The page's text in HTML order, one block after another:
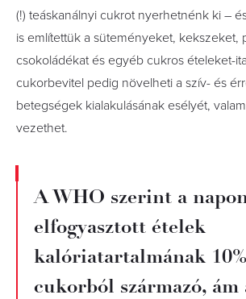
(!) teáskanálnyi cukrot nyerhetnénk ki –
is említettük a süteményeket, kekszeket,
csokoládékat és egyéb cukros ételeket-
cukorbevitel pedig növelheti a szív- és
betegségek kialakulásának esélyét,
vezethet.
A WHO szerint a
elfogyasztott ételek
kalóriatartalmának
cukorból származó, ám